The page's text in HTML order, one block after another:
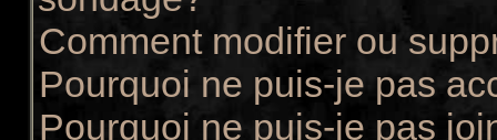
Comment modifier ou
Pourquoi ne puis-je pas
Pourquoi ne puis-je pas